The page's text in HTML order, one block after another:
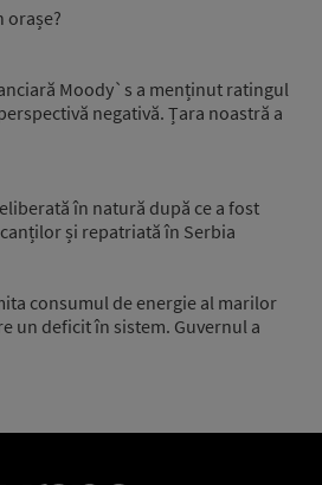
orașe?
Moody`s a menținut ratingul
negativă. Țara noastră a
în natură după ce a fost
și repatriată în Serbia
consumul de energie al marilor
un deficit în sistem. Guvernul a